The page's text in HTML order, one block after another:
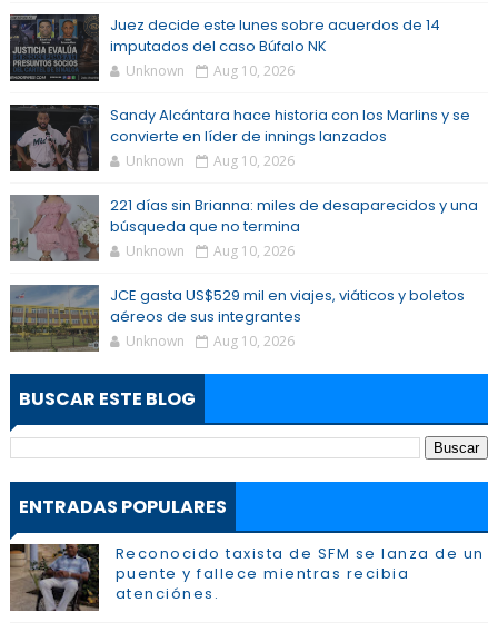
Juez decide este lunes sobre acuerdos de 14
imputados del caso Búfalo NK
Unknown Aug 10, 2026
Sandy Alcántara hace historia con los Marlins y se
convierte en líder de innings lanzados
Unknown Aug 10, 2026
221 días sin Brianna: miles de desaparecidos y una
búsqueda que no termina
Unknown Aug 10, 2026
JCE gasta US$529 mil en viajes, viáticos y boletos
aéreos de sus integrantes
Unknown Aug 10, 2026
BUSCAR ESTE BLOG
ENTRADAS POPULARES
Reconocido taxista de SFM se lanza de un
puente y fallece mientras recibia
atenciónes.